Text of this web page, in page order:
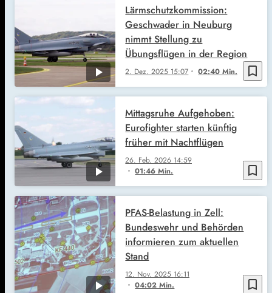
bookmark_border
2. Dez. 2025 15:07 02:40 Min.
Lärmschutzkommission:
Geschwader in Neuburg
nimmt Stellung zu
Übungsflügen in der Region
bookmark_border
26. Feb. 2026 14:59
01:46 Min.
Mittagsruhe Aufgehoben:
Eurofighter starten künftig
früher mit Nachtflügen
bookmark_border
12. Nov. 2025 16:11
04:02 Min.
PFAS-Belastung in Zell:
Bundeswehr und Behörden
informieren zum aktuellen
Stand